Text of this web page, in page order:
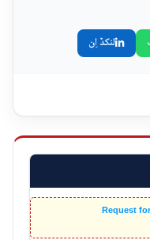
Request
لنکڈ اِن